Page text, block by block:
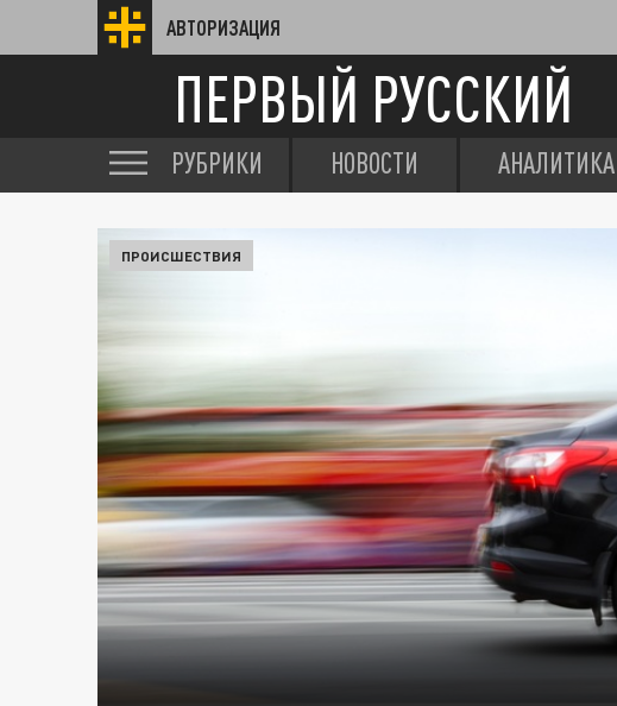
АВТОРИЗАЦИЯ
ПЕРВЫЙ РУССКИЙ
РУБРИКИ НОВОСТИ АНАЛИТИКА
ПРОИСШЕСТВИЯ